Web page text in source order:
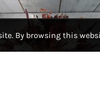
By browsing this